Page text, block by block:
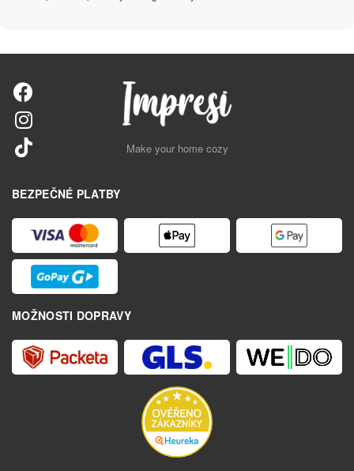
Make your home cozy
BEZPEČNÉ PLATBY
MOŽNOSTI DOPRAVY